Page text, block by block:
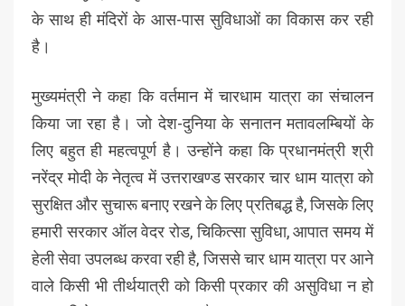
के साथ ही मंदिरों के आस-पास सुविधाओं का विकास कर रही
है।
मुख्यमंत्री ने कहा कि वर्तमान में चारधाम यात्रा का संचालन
किया जा रहा है। जो देश-दुनिया के सनातन मतावलम्बियों के
लिए बहुत ही महत्वपूर्ण है। उन्होंने कहा कि प्रधानमंत्री श्री
नरेंद्र मोदी के नेतृत्व में उत्तराखण्ड सरकार चार धाम यात्रा को
सुरक्षित और सुचारू बनाए रखने के लिए प्रतिबद्ध है, जिसके लिए
हमारी सरकार ऑल वेदर रोड, चिकित्सा सुविधा, आपात समय में
हेली सेवा उपलब्ध करवा रही है, जिससे चार धाम यात्रा पर आने
वाले किसी भी तीर्थयात्री को किसी प्रकार की असुविधा न हो